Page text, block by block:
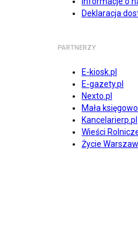
Deklaracja
PARTNERZY
E-kiosk.pl
E-gazety.pl
Nexto.pl
Mała
Kancelarierp.pl
Wieści
Życie